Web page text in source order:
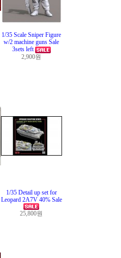
1/35 Scale Sniper Figure
w/2 machine guns Sale
3sets left
2,900원
1/35 Detail up set for
Leopard 2A7V 40% Sale
25,800원